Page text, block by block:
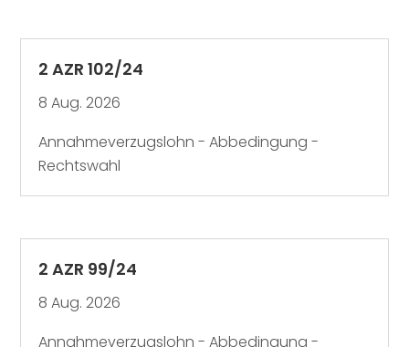
2 AZR 102/24
8 Aug. 2026
Annahmeverzugslohn - Abbedingung -
Rechtswahl
2 AZR 99/24
8 Aug. 2026
Annahmeverzugslohn - Abbedingung -